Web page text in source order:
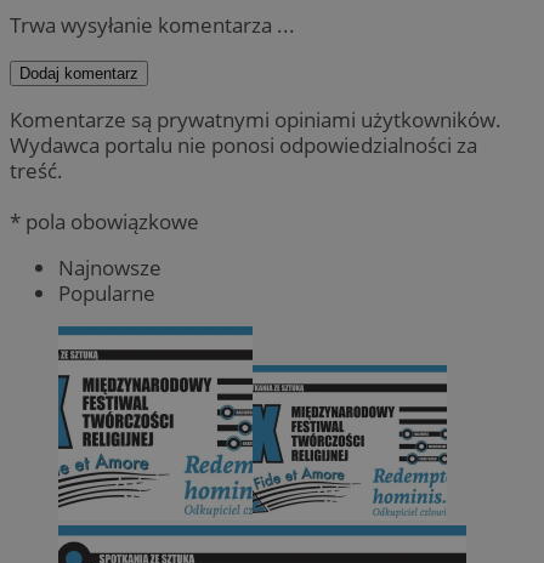
Trwa wysyłanie komentarza ...
Dodaj komentarz
Komentarze są prywatnymi opiniami użytkowników.
Wydawca portalu nie ponosi odpowiedzialności za
treść.
* pola obowiązkowe
Najnowsze
Popularne